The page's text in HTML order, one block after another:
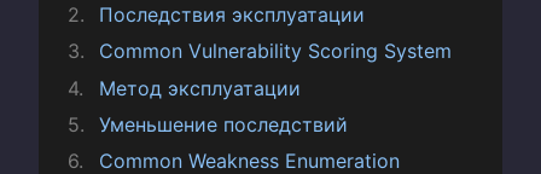
Последствия эксплуатации
Common Vulnerability Scoring System
Метод эксплуатации
Уменьшение последствий
Common Weakness Enumeration